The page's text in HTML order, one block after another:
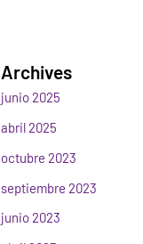
Archives
junio 2025
abril 2025
octubre 2023
septiembre 2023
junio 2023